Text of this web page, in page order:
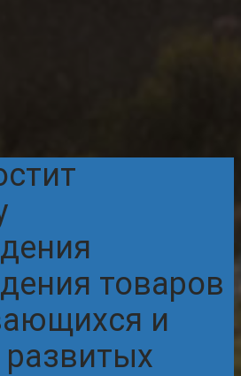
товаров
и